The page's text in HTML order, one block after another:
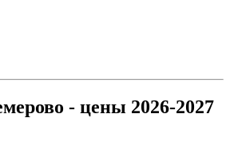
- цены 2026-2027